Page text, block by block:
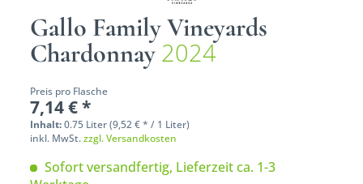
Gallo Family Vineyards
Chardonnay 2024
Preis pro Flasche
7,14 € *
Inhalt:0.75 Liter (9,52 € * / 1 Liter)
inkl. MwSt.zzgl. Versandkosten
Sofort versandfertig, Lieferzeit ca. 1-3